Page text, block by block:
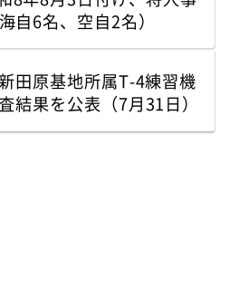
自6名、空自2名）
田原基地所属T-4練習機
結果を公表（7月31日）